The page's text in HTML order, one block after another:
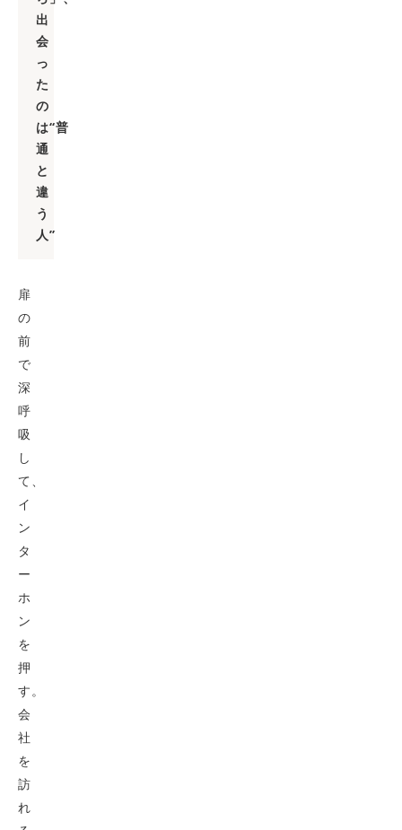
出
会
っ
た
の
は“普
通
と
違
う
人”
扉
の
前
で
深
呼
吸
し
て、
イ
ン
タ
ー
ホ
ン
を
押
す。
会
社
を
訪
れ